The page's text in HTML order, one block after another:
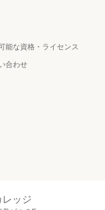
能な資格・ライセンス
合わせ
レッジ